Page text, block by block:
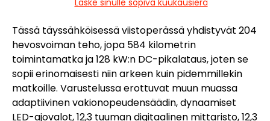
Laske sinulle sopiva kuukausierä
Tässä täyssähköisessä viistoperässä yhdistyvät 204
hevosvoiman teho, jopa 584 kilometrin
toimintamatka ja 128 kW:n DC-pikalataus, joten se
sopii erinomaisesti niin arkeen kuin pidemmillekin
matkoille. Varustelussa erottuvat muun muassa
adaptiivinen vakionopeudensäädin, dynaamiset
LED-ajovalot, 12,3 tuuman digitaalinen mittaristo, 12,3